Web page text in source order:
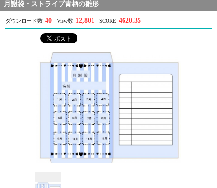
月謝袋・ストライプ青柄の雛形
ダウンロード数 40 View数 12,801 SCORE 4620.35